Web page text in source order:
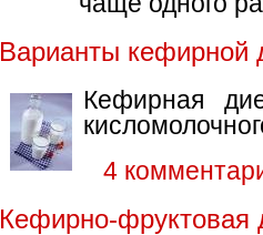
Варианты кефирной
Кефирная
4
Кефирно-фруктовая